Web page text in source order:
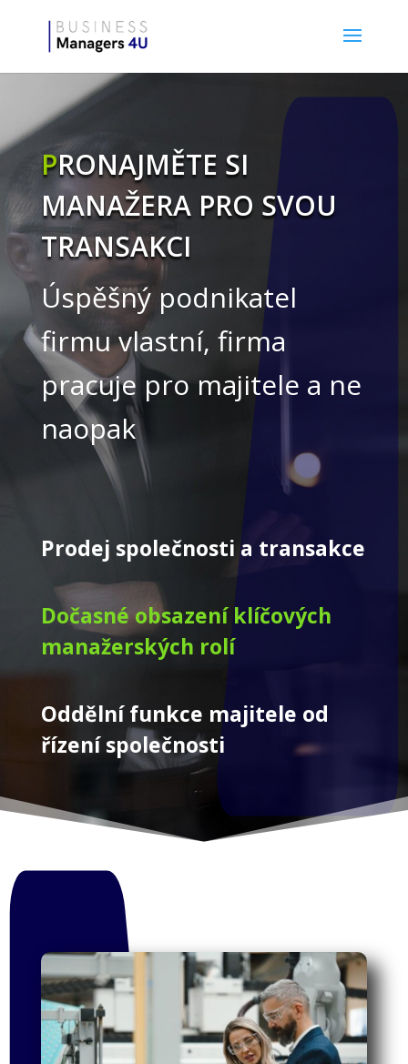
PRONAJMĚTE SI
MANAŽERA PRO SVOU
TRANSAKCI
Úspěšný podnikatel
firmu vlastní, firma
pracuje pro majitele a ne
naopak
Prodej společnosti a transakce
Dočasné obsazení klíčových
manažerských rolí
Oddělní funkce majitele od
řízení společnosti